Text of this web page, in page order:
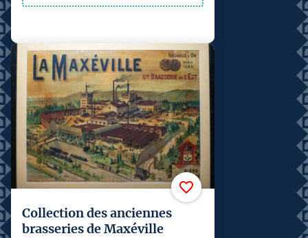
Collection des anciennes
brasseries de Maxéville